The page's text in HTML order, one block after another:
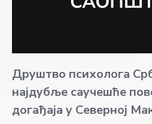
Друштво психолога
најдубље саучешће
догађаја у Северној